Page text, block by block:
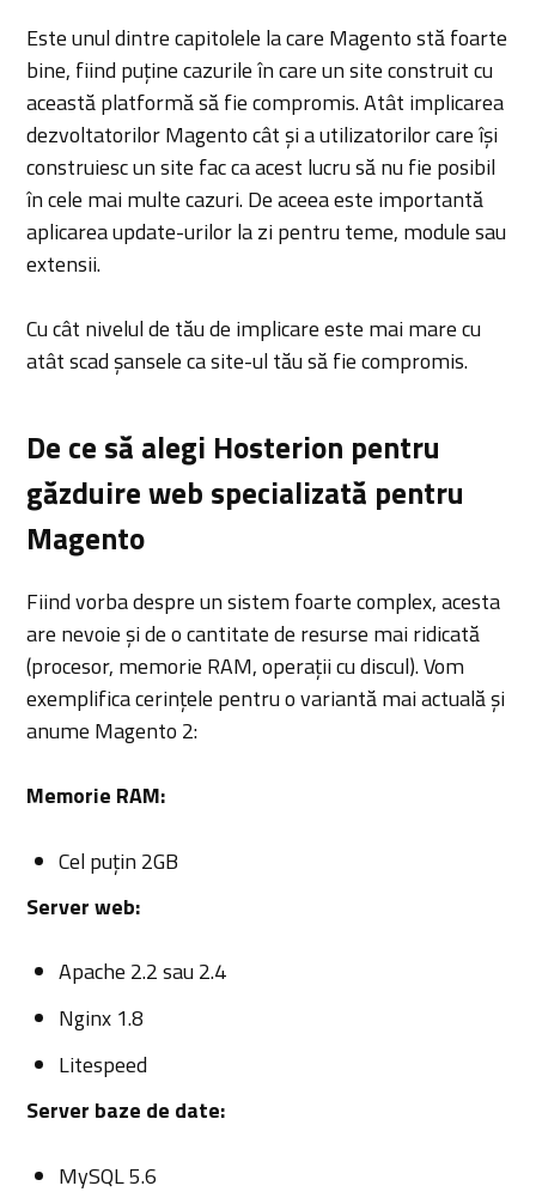
Este unul dintre capitolele la care Magento stă foarte
bine, fiind puține cazurile în care un site construit cu
această platformă să fie compromis. Atât implicarea
dezvoltatorilor Magento cât și a utilizatorilor care își
construiesc un site fac ca acest lucru să nu fie posibil
în cele mai multe cazuri. De aceea este importantă
aplicarea update-urilor la zi pentru teme, module sau
extensii.
Cu cât nivelul de tău de implicare este mai mare cu
atât scad șansele ca site-ul tău să fie compromis.
De ce să alegi Hosterion pentru
găzduire web specializată pentru
Magento
Fiind vorba despre un sistem foarte complex, acesta
are nevoie și de o cantitate de resurse mai ridicată
(procesor, memorie RAM, operații cu discul). Vom
exemplifica cerințele pentru o variantă mai actuală și
anume Magento 2:
Memorie RAM:
Cel puțin 2GB
Server web:
Apache 2.2 sau 2.4
Nginx 1.8
Litespeed
Server baze de date:
MySQL 5.6